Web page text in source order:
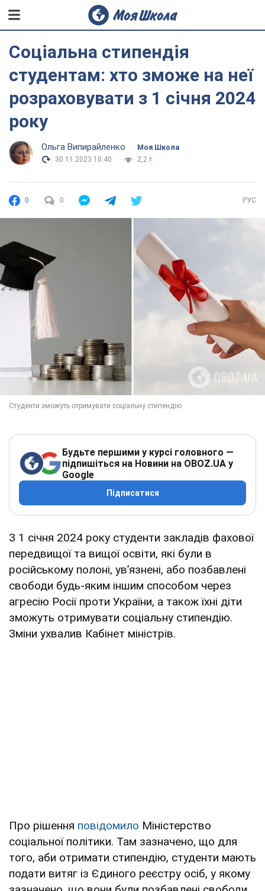
Соціальна стипендія
студентам: хто зможе на неї
розраховувати з 1 січня 2024
року
Ольга Випирайленко
Моя Школа
30.11.2023 10:40
2,2 т.
0 0 РУС
Будьте першими у курсі головного —
підпишіться на Новини на OBOZ.UA у
Google
Підписатися
З 1 січня 2024 року студенти закладів фахової
передвищої та вищої освіти, які були в
російському полоні, увʼязнені, або позбавлені
свободи будь-яким іншим способом через
агресію Росії проти України, а також їхні діти
зможуть отримувати соціальну стипендію.
Зміни ухвалив Кабінет міністрів.
Про рішення повідомило Міністерство
соціальної політики. Там зазначено, що для
того, аби отримати стипендію, студенти мають
подати витяг із Єдиного реєстру осіб, у якому